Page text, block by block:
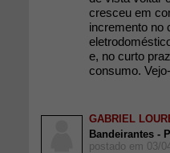
cresceu em
incremento no
e, no curto
consumo.
GABRIEL
Bandeirantes -
postado em 03/